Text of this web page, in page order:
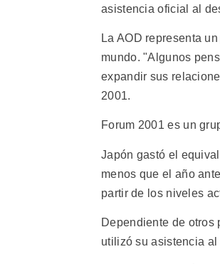
asistencia oficial al
La AOD representa
mundo. "Algunos
expandir sus
2001.
Forum 2001 es un
Japón gastó el
menos que el año
partir de los niveles
Dependiente de otros
utilizó su asistencia